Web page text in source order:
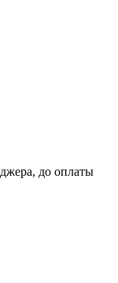
до оплаты